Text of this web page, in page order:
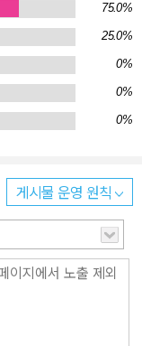
75.0%
25.0%
0%
0%
0%
게시물 운영 원칙